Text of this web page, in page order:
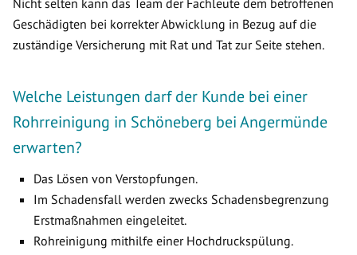
Nicht selten kann das Team der Fachleute dem betroffenen
Geschädigten bei korrekter Abwicklung in Bezug auf die
zuständige Versicherung mit Rat und Tat zur Seite stehen.
Welche Leistungen darf der Kunde bei einer
Rohrreinigung in Schöneberg bei Angermünde
erwarten?
Das Lösen von Verstopfungen.
Im Schadensfall werden zwecks Schadensbegrenzung
Erstmaßnahmen eingeleitet.
Rohreinigung mithilfe einer Hochdruckspülung.